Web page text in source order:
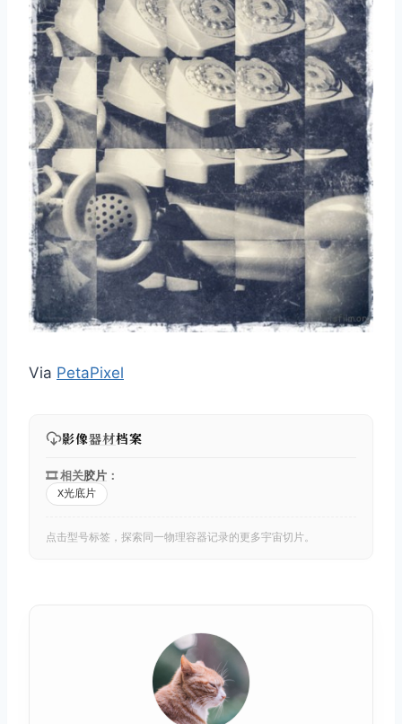
Via PetaPixel
影像器材档案
🎞️ 相关胶片 ：
X光底片
点击型号标签，探索同一物理容器记录的更多宇宙切片。